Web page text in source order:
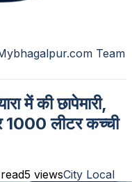
Team
में की छापेमारी,
1000 लीटर कच्ची
5 viewsCity Local